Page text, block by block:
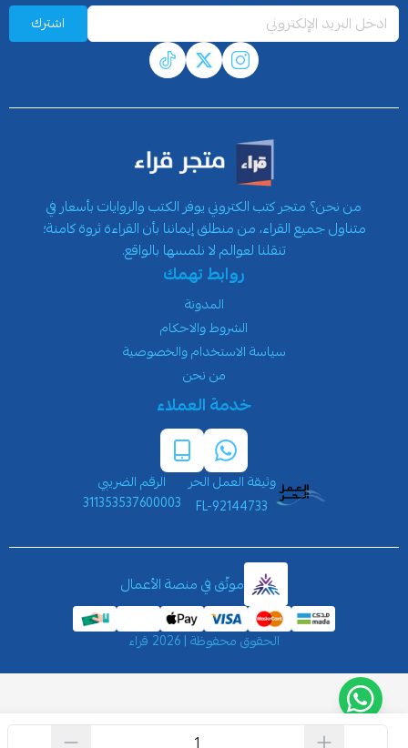
اشترك
من نحن؟ متجر كتب الكتروني يوفر الكتب والروايات بأسعار في
متناول جميع القراء، من منطلق إيماننا بأن القراءة ثروة كامنة؛
تنقلنا لعوالم لا نلمسها بالواقع.
روابط تهمك
المدونة
الشروط والاحكام
سياسة الاستخدام والخصوصية
من نحن
خدمة العملاء
وثيقة العمل الحر
FL-92144733
الرقم الضريبي
311353537600003
موثّق في منصة الأعمال
الحقوق محفوظة | 2026 قراء